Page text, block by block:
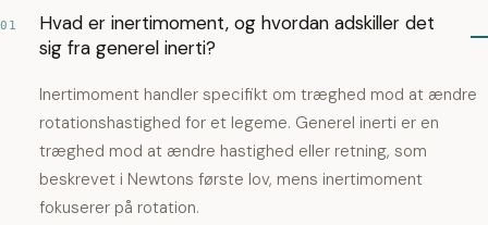
01
Hvad er inertimoment, og hvordan adskiller det
sig fra generel inerti?
Inertimoment handler specifikt om træghed mod at ændre
rotationshastighed for et legeme. Generel inerti er en
træghed mod at ændre hastighed eller retning, som
beskrevet i Newtons første lov, mens inertimoment
fokuserer på rotation.